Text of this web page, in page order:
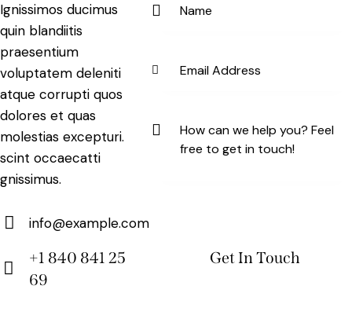
Ignissimos ducimus
quin blandiitis
praesentium
voluptatem deleniti
atque corrupti quos
dolores et quas
molestias excepturi.
scint occaecatti
gnissimus.
m
info@example.com
+1 840 841 25
69